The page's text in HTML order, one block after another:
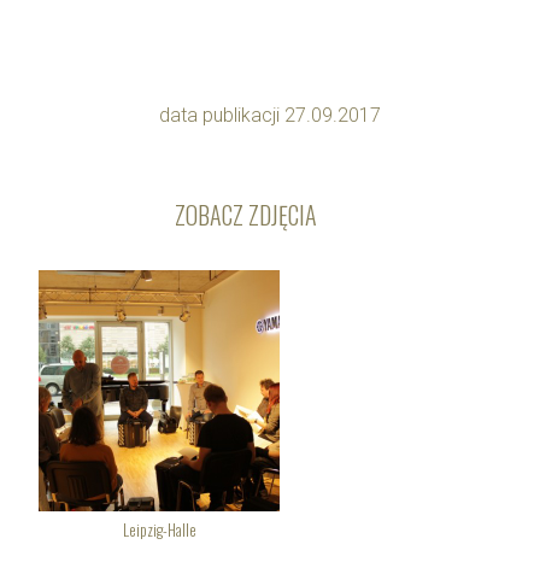
data publikacji 27.09.2017
ZOBACZ ZDJĘCIA
Leipzig-Halle